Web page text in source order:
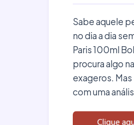
Sabe aquele
no dia a dia
Paris 100ml
procura algo
exageros.
com uma